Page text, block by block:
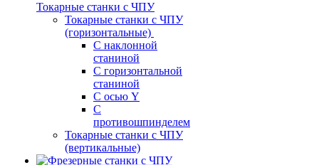
Токарные станки с ЧПУ
Токарные станки с ЧПУ
(горизонтальные)
С наклонной
станиной
С горизонтальной
станиной
С осью Y
С
противошпинделем
Токарные станки с ЧПУ
(вертикальные)